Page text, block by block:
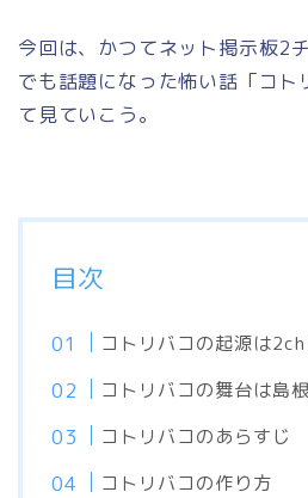
今回は、かつてネット掲示板2
でも話題になった怖い話「コト
て見ていこう。
目次
コトリバコの起源は2ch
コトリバコの舞台は島
コトリバコのあらすじ
コトリバコの作り方